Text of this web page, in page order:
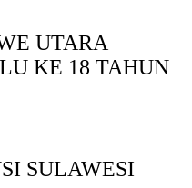
UTARA
KE 18 TAHUN
SULAWESI